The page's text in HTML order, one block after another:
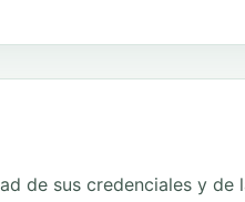
de sus credenciales y